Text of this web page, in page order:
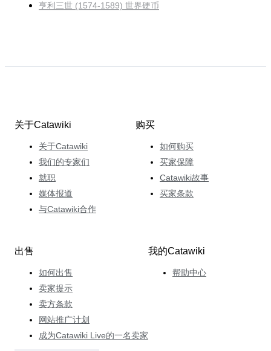
亨利三世 (1574-1589) 世界硬币
关于Catawiki
关于Catawiki
我们的专家们
就职
媒体报道
与Catawiki合作
购买
如何购买
买家保障
Catawiki故事
买家条款
出售
如何出售
卖家提示
卖方条款
网站推广计划
成为Catawiki Live的一名卖家
我的Catawiki
帮助中心